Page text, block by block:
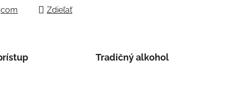
Zdieľať
Tradičný alkohol